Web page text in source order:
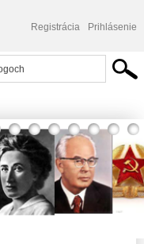
Registrácia Prihlásenie